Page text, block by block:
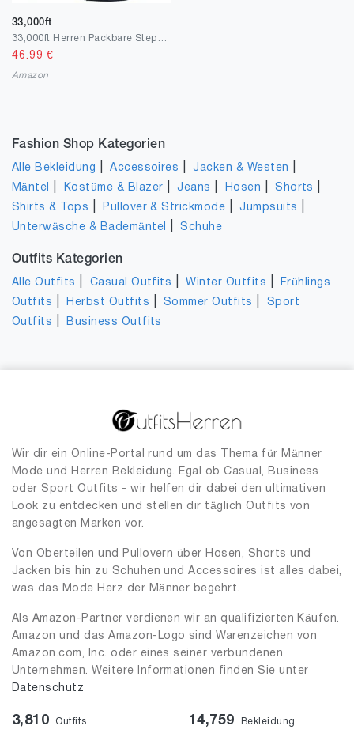
33,000ft
46.99 €
Amazon
Fashion Shop Kategorien
Alle Bekleidung |Accessoires |Jacken & Westen
Mäntel Kostüme & Blazer |Jeans Hosen |Shorts
Shirts & Tops Pullover & Strickmode |Jumpsuits
Unterwäsche & Bademäntel |Schuhe
Outfits Kategorien
Alle Outfits Casual Outfits |Winter Outfits
Frühlings
Outfits
Herbst Outfits Sommer Outfits
Sport
Outfits
Business Outfits
Wir dir ein Online-Portal rund um das Thema für Männer
Mode und Herren Bekleidung. Egal ob Casual, Business
oder Sport Outfits - wir helfen dir dabei den ultimativen
Look zu entdecken und stellen dir täglich Outfits von
angesagten Marken vor.
Von Oberteilen und Pullovern über Hosen, Shorts und
Jacken bis hin zu Schuhen und Accessoires ist alles dabei,
was das Mode Herz der Männer begehrt.
Als Amazon-Partner verdienen wir an qualifizierten Käufen.
Amazon und das Amazon-Logo sind Warenzeichen von
Amazon.com, Inc. oder eines seiner verbundenen
Unternehmen. Weitere Informationen finden Sie unter
Datenschutz
3,810 Outfits 14,759 Bekleidung